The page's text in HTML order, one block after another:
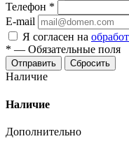
Телефон *
E-mail
Я согласен на
* — Обязательные поля
Отправить Сбросить
Наличие
Наличие
Дополнительно